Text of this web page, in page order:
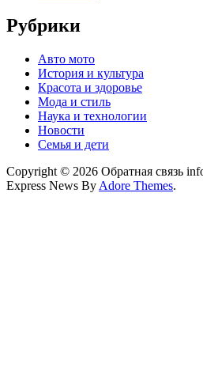
Рубрики
Авто мото
История и культура
Красота и здоровье
Мода и стиль
Наука и технологии
Новости
Семья и дети
Copyright © 2026 Обратная связь
Express News By Adore Themes.